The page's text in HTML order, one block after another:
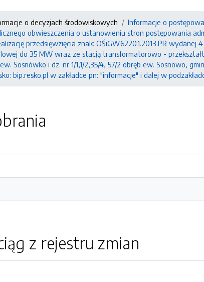
o decyzjach środowiskowych
Informacje o
obwieszczenia o ustanowieniu stron postępowania
przedsięwzięcia znak: OŚiGW.6220.1.2013.PR
do 35 MW wraz ze stacją transformatorowo -
Sosnówko i dz. nr 1/1,1/2,35/4, 57/2 obręb ew. Sosnowo,
bip.resko.pl w zakładce pn: "informacje" i dalej w
z rejestru zmian